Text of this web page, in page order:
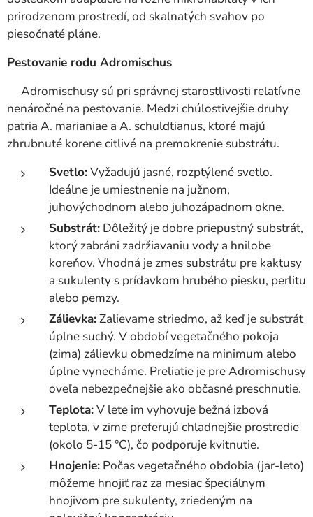
prirodzenom prostredí, od skalnatých svahov po
piesočnaté pláne.
Pestovanie rodu Adromischus
Adromischusy sú pri správnej starostlivosti relatívne
nenáročné na pestovanie. Medzi chúlostivejšie druhy
patria A. marianiae a A. schuldtianus, ktoré majú
zhrubnuté korene citlivé na premokrenie substrátu.
Svetlo:Vyžadujú jasné, rozptýlené svetlo.
Ideálne je umiestnenie na južnom,
juhovýchodnom alebo juhozápadnom okne.
Substrát: Dôležitý je dobre priepustný substrát,
ktorý zabráni zadržiavaniu vody a hnilobe
koreňov. Vhodná je zmes substrátu pre kaktusy
a sukulenty s prídavkom hrubého piesku, perlitu
alebo pemzy.
Zálievka:Zalievame striedmo, až keď je substrát
úplne suchý. V období vegetačného pokoja
(zima) zálievku obmedzíme na minimum alebo
úplne vynecháme. Preliatie je pre Adromischusy
oveľa nebezpečnejšie ako občasné preschnutie.
Teplota:V lete im vyhovuje bežná izbová
teplota, v zime preferujú chladnejšie prostredie
(okolo 5-15 °C), čo podporuje kvitnutie.
Hnojenie: Počas vegetačného obdobia (jar-leto)
môžeme hnojiť raz za mesiac špeciálnym
hnojivom pre sukulenty, zriedeným na